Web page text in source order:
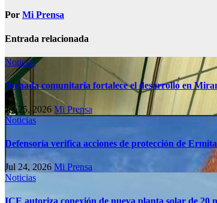
Por Mi Prensa
Entrada relacionada
Noticias
Jornada comunitaria fortalece el desarrollo en
Jul 25, 2026 Mi Prensa
Noticias
Defensoría verifica acciones de protección de
Jul 24, 2026 Mi Prensa
Noticias